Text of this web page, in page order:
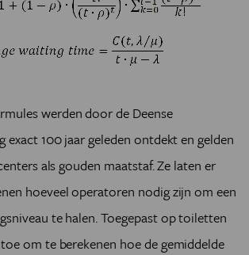
werden door de Deense
exact 100 jaar geleden ontdekt en gelden
als gouden maatstaf. Ze laten er
hoeveel operatoren nodig zijn om een
te halen. Toegepast op toiletten
om te berekenen hoe de gemiddelde